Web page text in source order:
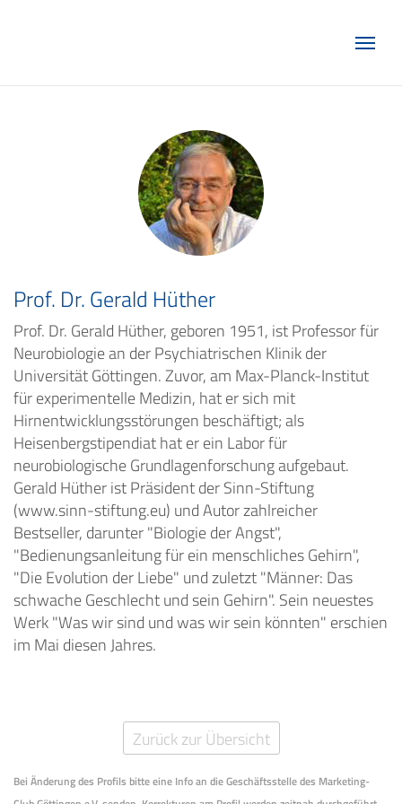
Prof. Dr. Gerald Hüther
Prof. Dr. Gerald Hüther, geboren 1951, ist Professor für
Neurobiologie an der Psychiatrischen Klinik der
Universität Göttingen. Zuvor, am Max-Planck-Institut
für experimentelle Medizin, hat er sich mit
Hirnentwicklungsstörungen beschäftigt; als
Heisenbergstipendiat hat er ein Labor für
neurobiologische Grundlagenforschung aufgebaut.
Gerald Hüther ist Präsident der Sinn-Stiftung
(www.sinn-stiftung.eu) und Autor zahlreicher
Bestseller, darunter "Biologie der Angst",
"Bedienungsanleitung für ein menschliches Gehirn",
"Die Evolution der Liebe" und zuletzt "Männer: Das
schwache Geschlecht und sein Gehirn". Sein neuestes
Werk "Was wir sind und was wir sein könnten" erschien
im Mai diesen Jahres.
Zurück zur Übersicht
Bei Änderung des Profils bitte eine Info an die Geschäftsstelle des Marketing-